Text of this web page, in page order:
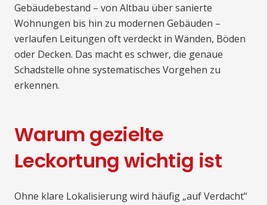
Gebäudebestand – von Altbau über sanierte
Wohnungen bis hin zu modernen Gebäuden –
verlaufen Leitungen oft verdeckt in Wänden, Böden
oder Decken. Das macht es schwer, die genaue
Schadstelle ohne systematisches Vorgehen zu
erkennen.
Warum gezielte
Leckortung wichtig ist
Ohne klare Lokalisierung wird häufig „auf Verdacht“